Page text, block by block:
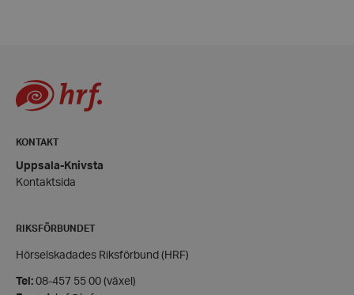
KONTAKT
Uppsala-Knivsta
Kontaktsida
RIKSFÖRBUNDET
Hörselskadades Riksförbund (HRF)
Tel: 08-457 55 00 (växel)
användas ordentligt utan strikt nödvändiga cookies.
Namn